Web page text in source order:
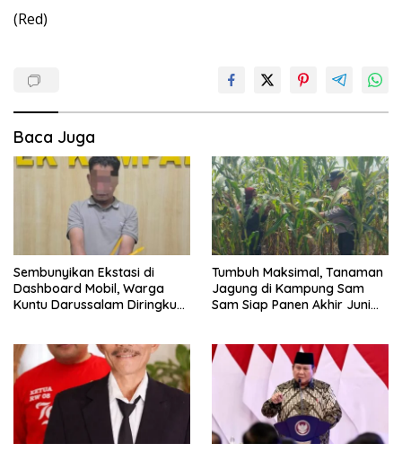
(Red)
Baca Juga
Sembunyikan Ekstasi di
Dashboard Mobil, Warga
Kuntu Darussalam Diringkus
Tumbuh Maksimal, Tanaman
Jagung di Kampung Sam
Sam Siap Panen Akhir Juni